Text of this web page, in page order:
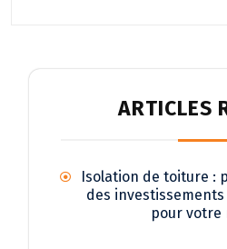
ARTICLES
Isolation de toiture :
des
pour votre